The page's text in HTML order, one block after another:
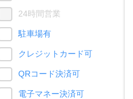
24時間営業
駐車場有
クレジットカード可
QRコード決済可
電子マネー決済可